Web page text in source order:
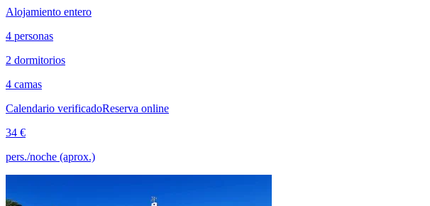
Alojamiento entero
4 personas
2 dormitorios
4 camas
Calendario verificadoReserva online
34 €
pers./noche (aprox.)